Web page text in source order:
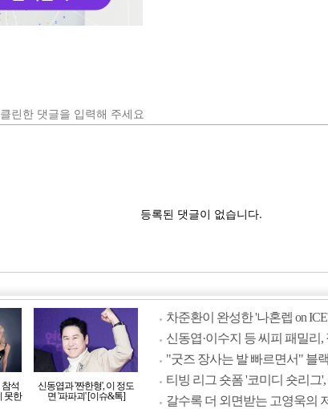
참석
못한
신동엽과 '짠한형', 이 정도
면 '파파괴' [이슈&톡]
차준환이 완성한 '나혼렙 on
신동엽·이수지 등 씨피 패밀
"굿즈 장사는 발 빠르면서" 블
티빙 리그 숏폼 '코미디 숏리
갈수록 더 외면받는 고영욱의